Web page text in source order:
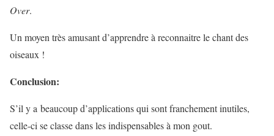
Over.
Un moyen très amusant d’apprendre à reconnaitre le chant des
oiseaux !
Conclusion:
S’il y a beaucoup d’applications qui sont franchement inutiles,
celle-ci se classe dans les indispensables à mon gout.